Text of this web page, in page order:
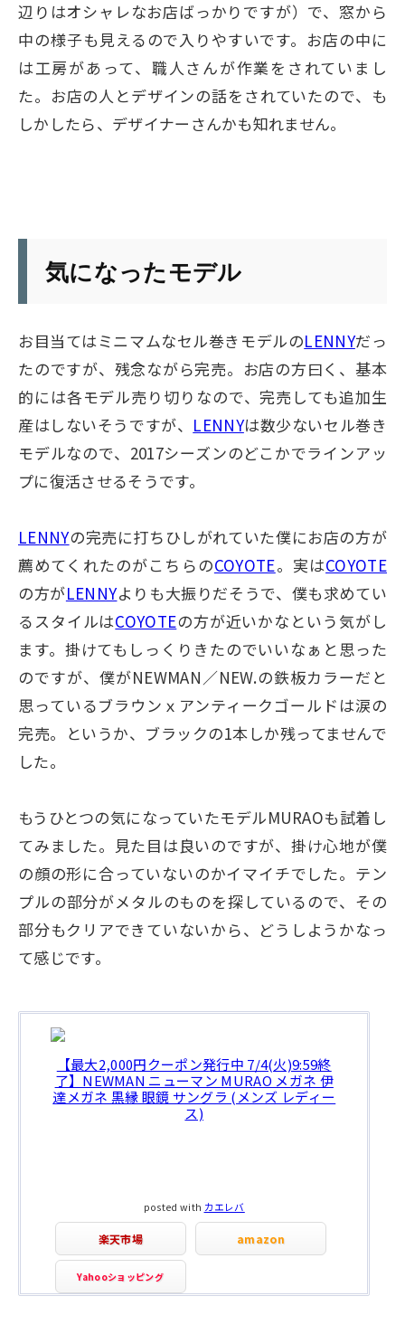
辺りはオシャレなお店ばっかりですが）で、窓から
中の様子も見えるので入りやすいです。お店の中に
は工房があって、職人さんが作業をされていまし
た。お店の人とデザインの話をされていたので、も
しかしたら、デザイナーさんかも知れません。
気になったモデル
お目当てはミニマムなセル巻きモデルのLENNYだっ
たのですが、残念ながら完売。お店の方曰く、基本
的には各モデル売り切りなので、完売しても追加生
産はしないそうですが、 LENNYは数少ないセル巻き
モデルなので、2017シーズンのどこかでラインアッ
プに復活させるそうです。
LENNYの完売に打ちひしがれていた僕にお店の方が
薦めてくれたのがこちらのCOYOTE。実はCOYOTE
の方がLENNYよりも大振りだそうで、僕も求めてい
るスタイルはCOYOTEの方が近いかなという気がし
ます。掛けてもしっくりきたのでいいなぁと思った
のですが、僕がNEWMAN／NEW.の鉄板カラーだと
思っているブラウンｘアンティークゴールドは涙の
完売。というか、ブラックの1本しか残ってませんで
した。
もうひとつの気になっていたモデルMURAOも試着し
てみました。見た目は良いのですが、掛け心地が僕
の顔の形に合っていないのかイマイチでした。テン
プルの部分がメタルのものを探しているので、その
部分もクリアできていないから、どうしようかなっ
て感じです。
【最大2,000円クーポン発行中 7/4(火)9:59終
了】NEWMAN ニューマン MURAO メガネ 伊
達メガネ 黒縁 眼鏡 サングラ (メンズ レディー
ス)
posted with カエレバ
楽天市場 amazon
Yahooショッピング